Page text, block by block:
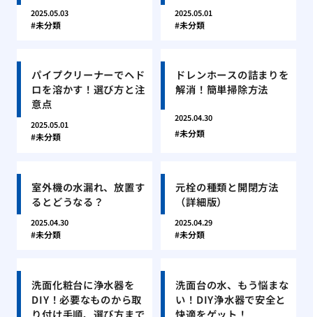
2025.05.03
未分類
2025.05.01
未分類
パイプクリーナーでヘド
ロを溶かす！選び方と注
意点
2025.05.01
未分類
ドレンホースの詰まりを
解消！簡単掃除方法
2025.04.30
未分類
室外機の水漏れ、放置す
るとどうなる？
2025.04.30
未分類
元栓の種類と開閉方法
（詳細版）
2025.04.29
未分類
洗面化粧台に浄水器を
DIY！必要なものから取
り付け手順、選び方まで
洗面台の水、もう悩まな
い！DIY浄水器で安全と
快適をゲット！